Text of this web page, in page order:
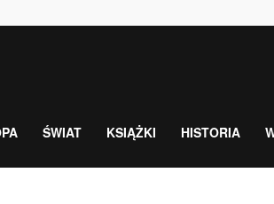
ŚWIAT KSIĄŻKI HISTORIA